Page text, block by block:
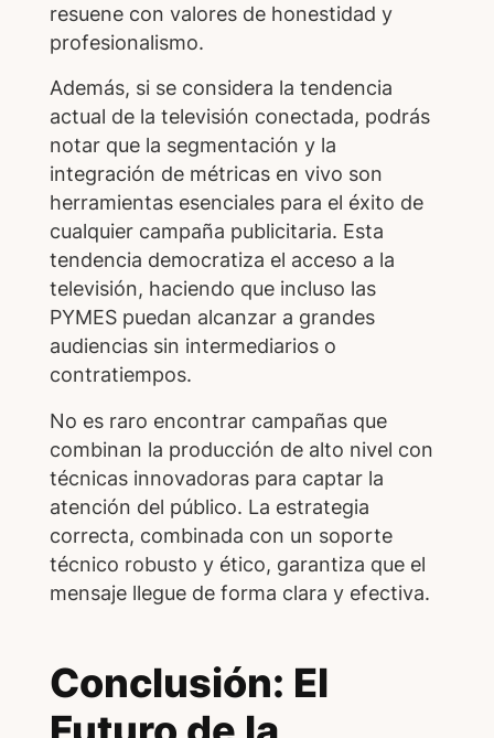
resuene con valores de honestidad y
profesionalismo.
Además, si se considera la tendencia
actual de la televisión conectada, podrás
notar que la segmentación y la
integración de métricas en vivo son
herramientas esenciales para el éxito de
cualquier campaña publicitaria. Esta
tendencia democratiza el acceso a la
televisión, haciendo que incluso las
PYMES puedan alcanzar a grandes
audiencias sin intermediarios o
contratiempos.
No es raro encontrar campañas que
combinan la producción de alto nivel con
técnicas innovadoras para captar la
atención del público. La estrategia
correcta, combinada con un soporte
técnico robusto y ético, garantiza que el
mensaje llegue de forma clara y efectiva.
Conclusión: El